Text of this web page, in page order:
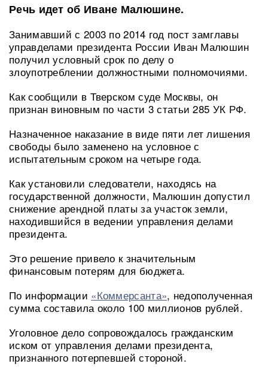
Речь идет об Иване Малюшине.
Занимавший с 2003 по 2014 год пост замглавы
управделами президента России Иван Малюшин
получил условный срок по делу о
злоупотреблении должностными полномочиями.
Как сообщили в Тверском суде Москвы, он
признан виновным по части 3 статьи 285 УК РФ.
Назначенное наказание в виде пяти лет лишения
свободы было заменено на условное с
испытательным сроком на четыре года.
Как установили следователи, находясь на
государственной должности, Малюшин допустил
снижение арендной платы за участок земли,
находившийся в ведении управления делами
президента.
Это решение привело к значительным
финансовым потерям для бюджета.
По информации «Коммерсанта», недополученная
сумма составила около 100 миллионов рублей.
Уголовное дело сопровождалось гражданским
иском от управления делами президента,
признанного потерпевшей стороной.